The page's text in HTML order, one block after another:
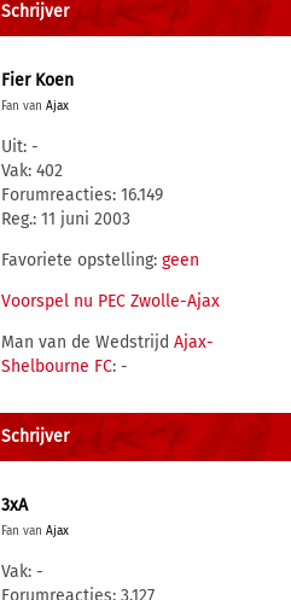
Schrijver
Fier Koen
Fan van Ajax
Uit: -
Vak: 402
Forumreacties: 16.149
Reg.: 11 juni 2003
Favoriete opstelling: geen
Voorspel nu PEC Zwolle-Ajax
Man van de Wedstrijd Ajax-
Shelbourne FC: -
Schrijver
3xA
Fan van Ajax
Vak: -
Forumreacties: 3.127